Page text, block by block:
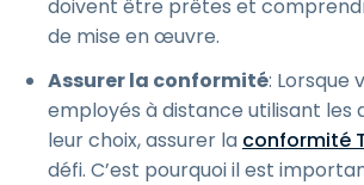
doivent être prêtes et
de mise en œuvre.
Assurer la conformité: Lorsque
employés à distance utilisant les
leur choix, assurer la conformité
défi. C’est pourquoi il est